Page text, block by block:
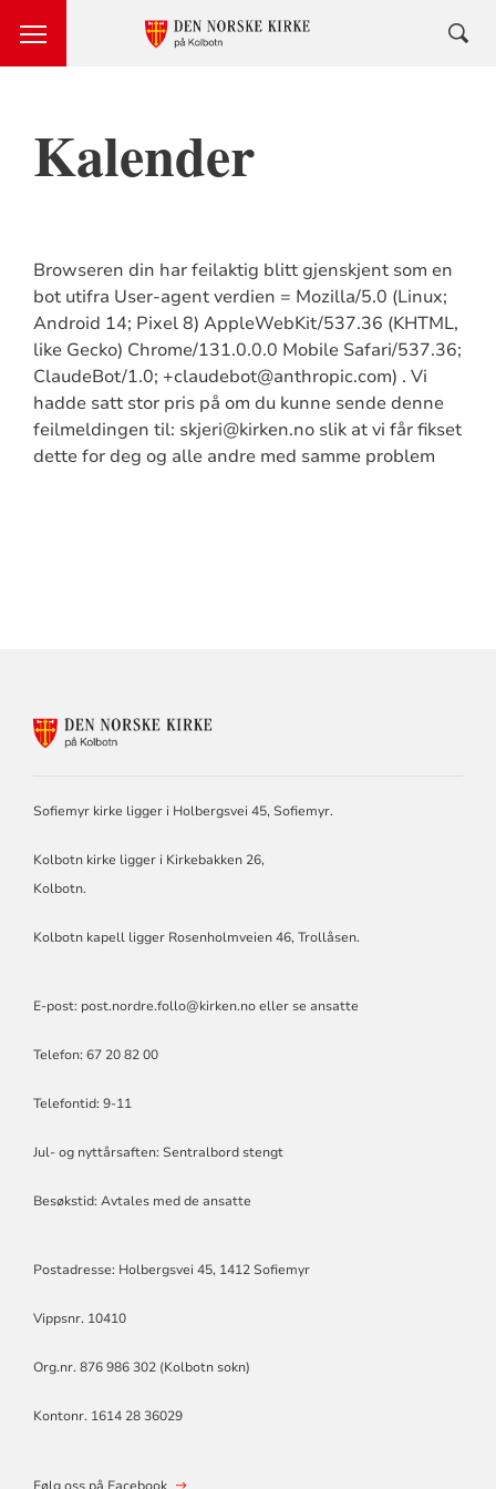
Kalender
Browseren din har feilaktig blitt gjenskjent som en
bot utifra User-agent verdien = Mozilla/5.0 (Linux;
Android 14; Pixel 8) AppleWebKit/537.36 (KHTML,
like Gecko) Chrome/131.0.0.0 Mobile Safari/537.36;
ClaudeBot/1.0; +claudebot@anthropic.com) . Vi
hadde satt stor pris på om du kunne sende denne
feilmeldingen til: skjeri@kirken.no slik at vi får fikset
dette for deg og alle andre med samme problem
SOFIEMYR
Sofiemyr kirke ligger i Holbergsvei 45, Sofiemyr.
Kolbotn kirke ligger i Kirkebakken 26,
Kolbotn.
Kolbotn kapell ligger Rosenholmveien 46, Trollåsen.
E-post: post.nordre.follo@kirken.noeller se ansatte
Telefon: 67 20 82 00
Telefontid: 9-11
Jul- og nyttårsaften: Sentralbord stengt
Besøkstid: Avtales med de ansatte
Postadresse: Holbergsvei 45, 1412 Sofiemyr
Vippsnr. 10410
Org.nr. 876 986 302 (Kolbotn sokn)
Kontonr. 1614 28 36029